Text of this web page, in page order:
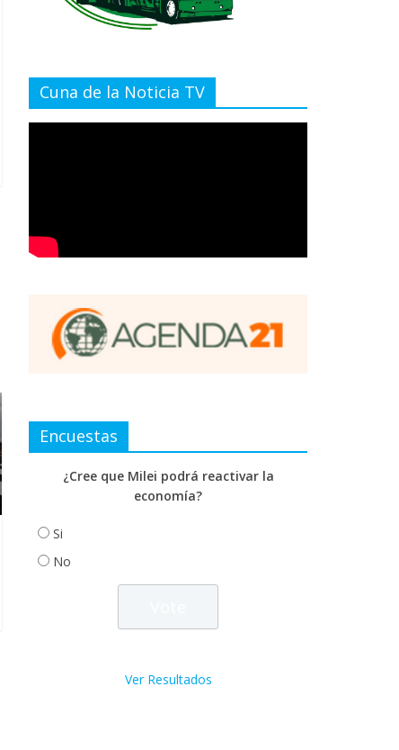
Cuna de la Noticia TV
Encuestas
¿Cree que Milei podrá reactivar la
economía?
Si
No
Ver Resultados